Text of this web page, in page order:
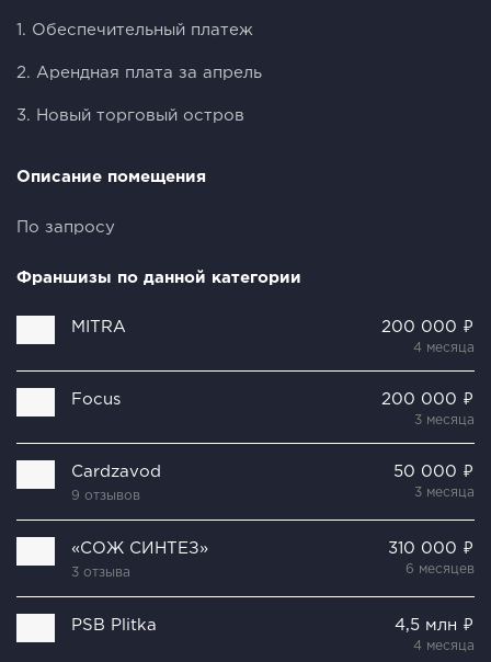
1. Обеспечительный платеж
2. Арендная плата за апрель
3. Новый торговый остров
Описание помещения
По запросу
Франшизы по данной категории
MITRA 200 000 ₽
4 месяца
Focus 200 000 ₽
3 месяца
Cardzavod
9 отзывов
50 000 ₽
3 месяца
«СОЖ СИНТЕЗ»
3 отзыва
310 000 ₽
6 месяцев
PSB Plitka 4,5 млн ₽
4 месяца